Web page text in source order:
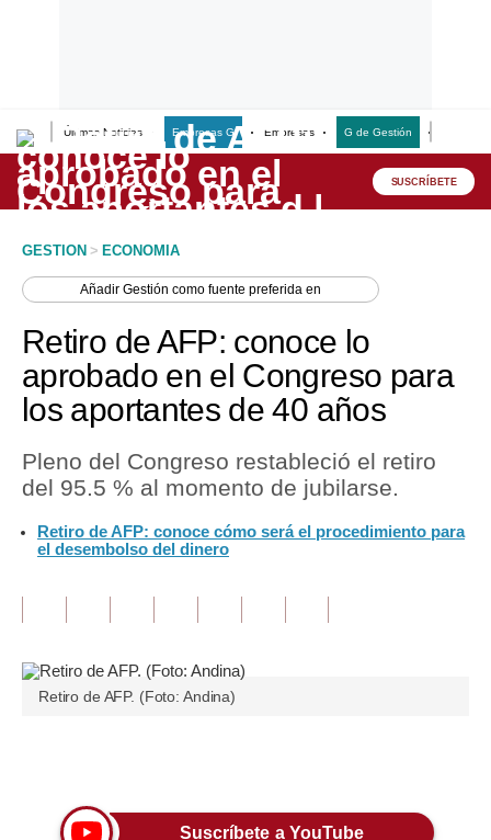
Últimas Noticias Empresas G Empresas G de Gestión
Lo último
Peru Quiosco
Economía
Mercados
Política
Tu Dinero
Inmobiliarias
Plus G
Opinión
SUSCRÍBETE
GESTION > ECONOMIA
AñadirGestión como fuente preferida en
Retiro de AFP: conoce lo
aprobado en el Congreso para
los aportantes de 40 años
Pleno del Congreso restableció el retiro
del 95.5 % al momento de jubilarse.
Retiro de AFP: conoce cómo será el procedimiento para
el desembolso del dinero
Retiro de AFP. (Foto: Andina)
Suscríbete a YouTube